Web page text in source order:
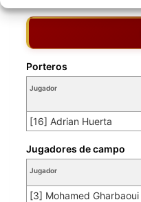
Jugador
[16] Adrian Huerta
Porteros
Jugador
[3] Mohamed Gharbaoui
Jugadores de campo